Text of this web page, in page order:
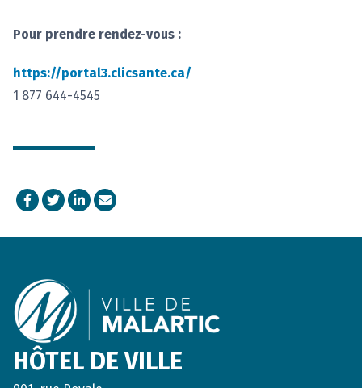
Pour prendre rendez-vous :
https://portal3.clicsante.ca/
1 877 644-4545
Facebook
TwitterLinkedIn
Courriel
HÔTEL DE VILLE